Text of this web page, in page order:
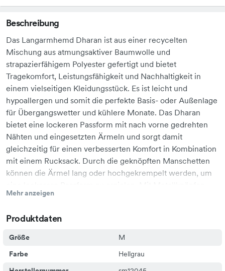
Beschreibung
Das Langarmhemd Dharan ist aus einer recycelten
Mischung aus atmungsaktiver Baumwolle und
strapazierfähigem Polyester gefertigt und bietet
Tragekomfort, Leistungsfähigkeit und Nachhaltigkeit in
einem vielseitigen Kleidungsstück. Es ist leicht und
hypoallergen und somit die perfekte Basis- oder Außenlage
für Übergangswetter und kühlere Monate. Das Dharan
bietet eine lockeren Passform mit nach vorne gedrehten
Nähten und eingesetzten Ärmeln und sorgt damit
gleichzeitig für einen verbesserten Komfort in Kombination
mit einem Rucksack. Durch die geknöpften Manschetten
können die Ärmel lang oder hochgekrempelt werden, um
einer Brusttasche und einem Hemdsaum ist das Dharan ein
jeden Artikel, den Sie kaufen, kann ein Kind in Nepal einen
Tag in die Schule gehen. Leichtes, atmungsaktives
PolyesterKugelärmelMetallknöpfeEinzelne
Mehr anzeigen
Produktdaten
Größe
M
Farbe
Hellgrau